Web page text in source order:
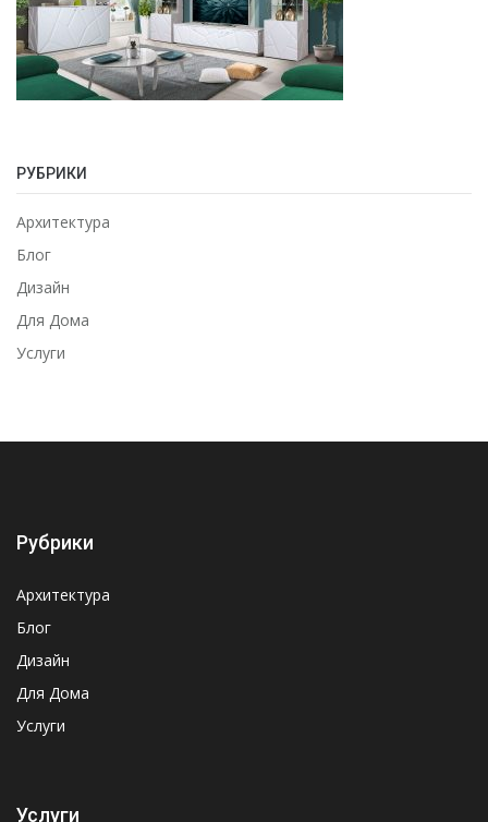
РУБРИКИ
Архитектура
Блог
Дизайн
Для Дома
Услуги
Рубрики
Архитектура
Блог
Дизайн
Для Дома
Услуги
Услуги